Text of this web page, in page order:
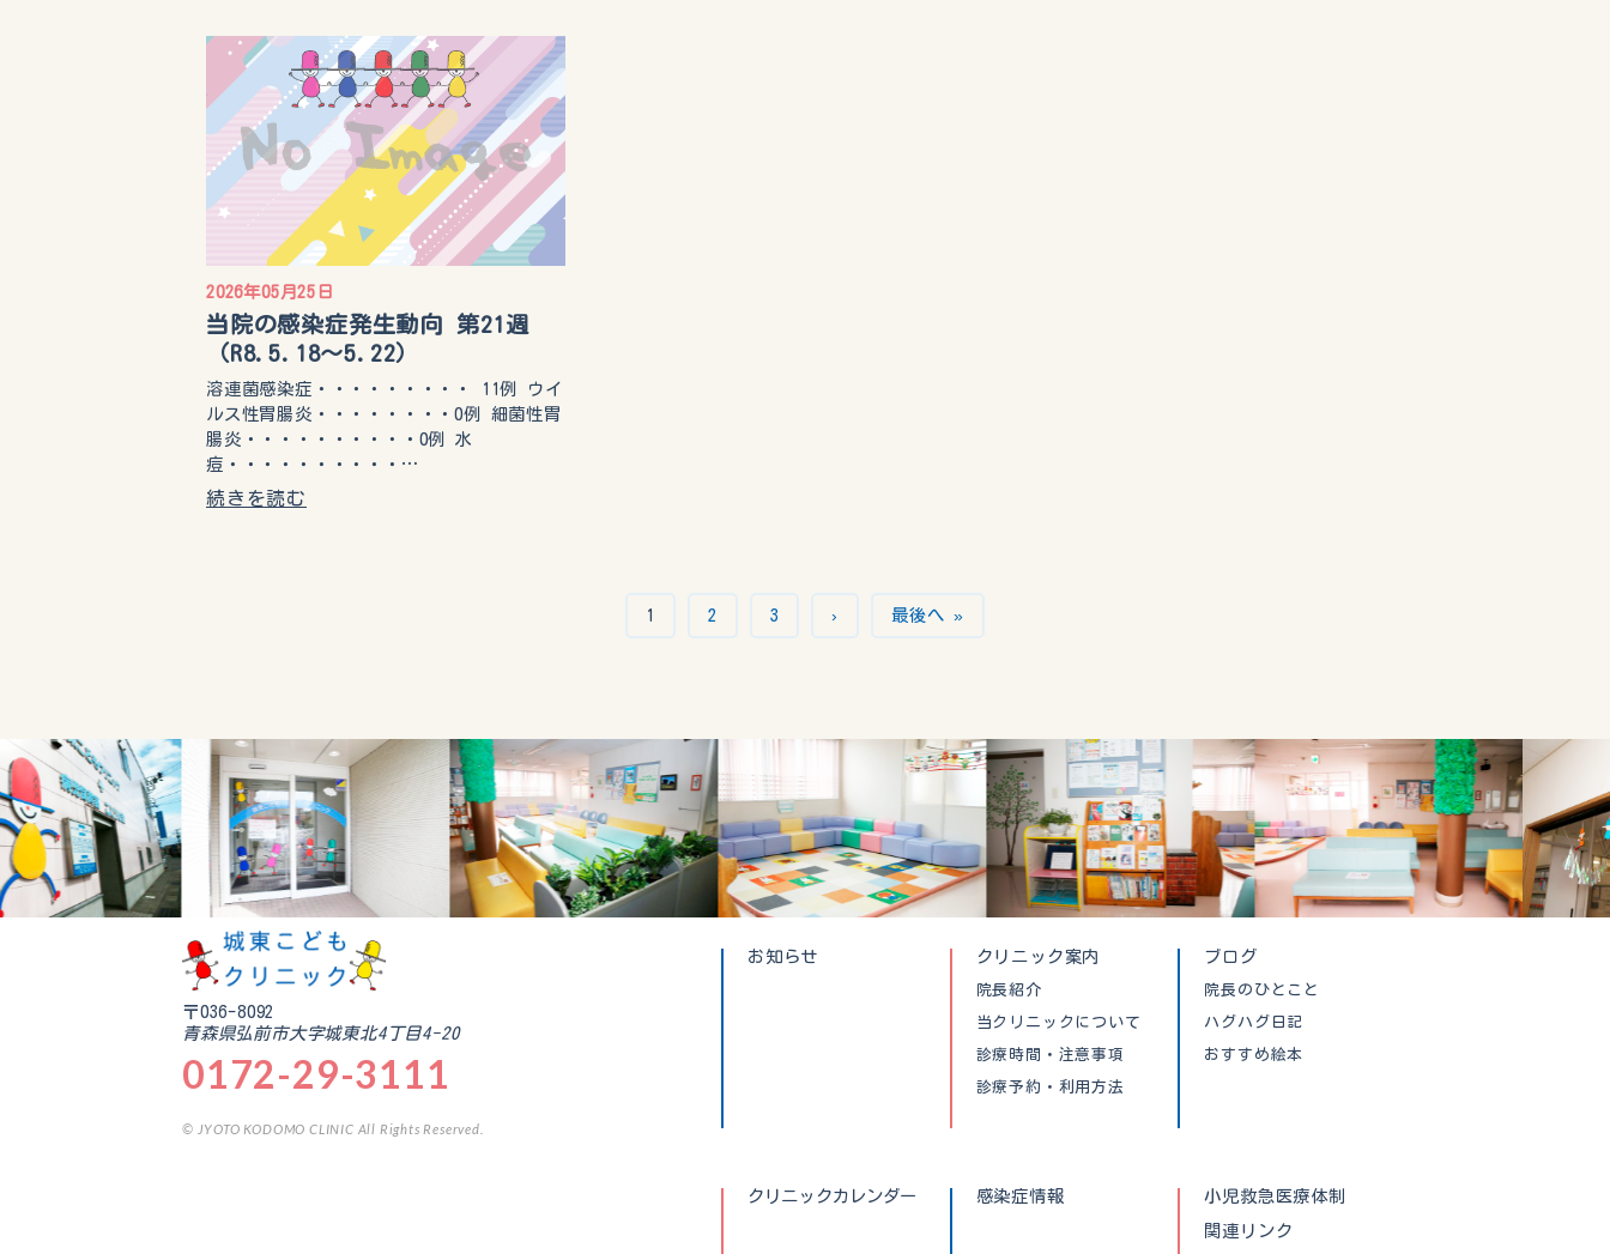
2026年05月25日
当院の感染症発生動向 第21週
（R8.5.18〜5.22）
溶連菌感染症・・・・・・・・・ 11例 ウイ
ルス性胃腸炎・・・・・・・・0例 細菌性胃
腸炎・・・・・・・・・・0例 水
痘・・・・・・・・・・…
続きを読む
1 2 3 › 最後へ »
お知らせ クリニック案内
院長紹介
当クリニックについて
診療時間・注意事項
診療予約・利用方法
ブログ
院長のひとこと
ハグハグ日記
おすすめ絵本
クリニックカレンダー 感染症情報
小児救急医療体制
関連リンク
〒036-8092
青森県弘前市大字城東北4丁目4-20
0172-29-3111
© JYOTO KODOMO CLINIC All Rights Reserved.